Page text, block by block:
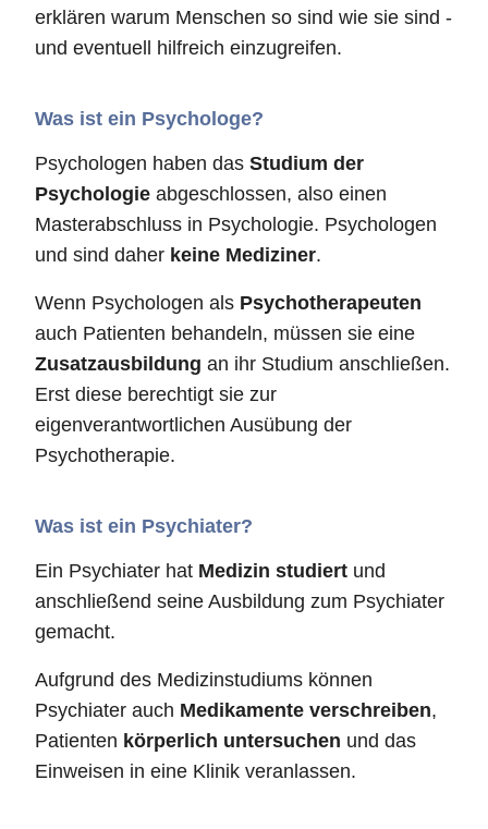
erklären warum Menschen so sind wie sie sind -
und eventuell hilfreich einzugreifen.
Was ist ein Psychologe?
Psychologen haben das Studium der
Psychologie abgeschlossen, also einen
Masterabschluss in Psychologie. Psychologen
und sind daher keine Mediziner.
Wenn Psychologen als Psychotherapeuten
auch Patienten behandeln, müssen sie eine
Zusatzausbildung an ihr Studium anschließen.
Erst diese berechtigt sie zur
eigenverantwortlichen Ausübung der
Psychotherapie.
Was ist ein Psychiater?
Ein Psychiater hat Medizin studiert und
anschließend seine Ausbildung zum Psychiater
gemacht.
Aufgrund des Medizinstudiums können
Psychiater auch Medikamente verschreiben,
Patienten körperlich untersuchen und das
Einweisen in eine Klinik veranlassen.